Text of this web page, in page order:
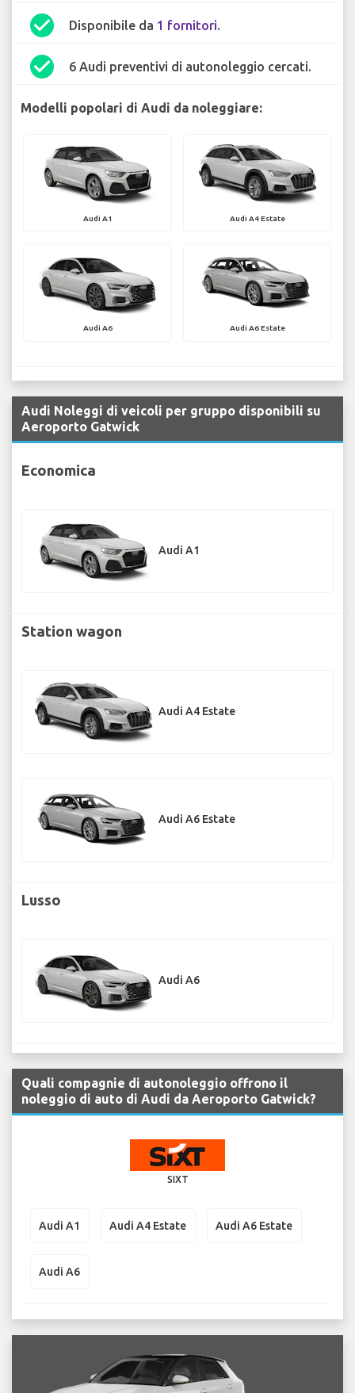
check_circle Disponibile da 1 fornitori.
check_circle 6 Audi preventivi di autonoleggio cercati.
Modelli popolari di Audi da noleggiare:
Audi A1 Audi A4 Estate
Audi A6 Audi A6 Estate
Audi Noleggi di veicoli per gruppo disponibili su
Aeroporto Gatwick
Economica
Audi A1
Station wagon
Audi A4 Estate
Audi A6 Estate
Lusso
Audi A6
Quali compagnie di autonoleggio offrono il
noleggio di auto di Audi da Aeroporto Gatwick?
SIXT
Audi A1 Audi A4 Estate Audi A6 Estate
Audi A6